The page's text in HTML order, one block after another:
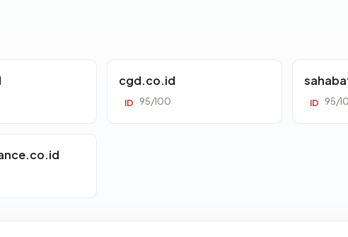
cgd.co.id
ID 95/100 ID 95/